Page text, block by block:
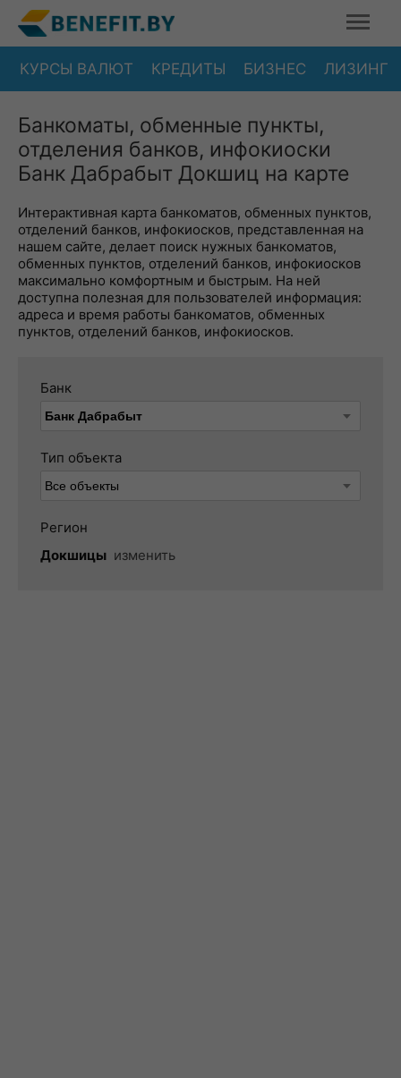
КУРСЫ ВАЛЮТ КРЕДИТЫ БИЗНЕС ЛИЗИНГ
Банкоматы, обменные пункты,
отделения банков, инфокиоски
Банк Дабрабыт Докшиц на карте
Интерактивная карта банкоматов, обменных пунктов,
отделений банков, инфокиосков, представленная на
нашем сайте, делает поиск нужных банкоматов,
обменных пунктов, отделений банков, инфокиосков
максимально комфортным и быстрым. На ней
доступна полезная для пользователей информация:
адреса и время работы банкоматов, обменных
пунктов, отделений банков, инфокиосков.
Банк
Тип объекта
Регион
Докшицы изменить